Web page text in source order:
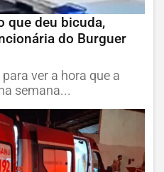
que deu bicuda,
do Burguer
ver a hora que a
semana...